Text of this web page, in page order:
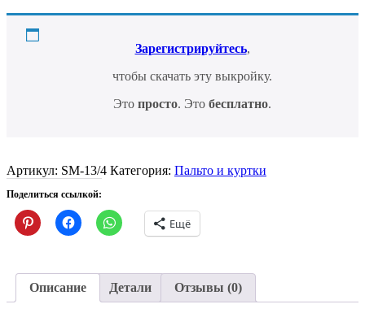
Зарегистрируйтесь,
чтобы скачать эту выкройку.
Это просто. Это бесплатно.
Артикул: SM-13/4 Категория: Пальто и куртки
Поделиться ссылкой:
Нажмите,
чтобы
Pinterest
(Открывается
в
Нажмите,
чтобы
(Открывается
в
новом
окне)
Нажмите,
чтобы
поделиться
(Открывается
в
новом
окне)
Ещё
Описание Детали Отзывы (0)